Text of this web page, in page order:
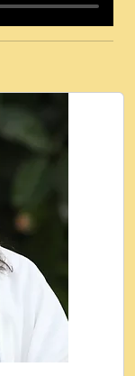
दय! मह जन
2020
। 2018 -
क, नल रव त
हैं ।
Ji
फर! shri